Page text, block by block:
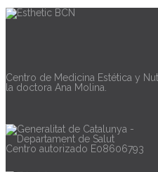
Centro de Medicina Estética y
la doctora Ana Molina.
Centro autorizado E08606793